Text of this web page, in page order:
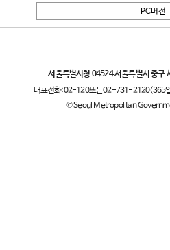
PC버전
서울특별시청 04524 서울특별시 중구
대표전화:02-120또는02-731-2120(365
© Seoul Metropolitan